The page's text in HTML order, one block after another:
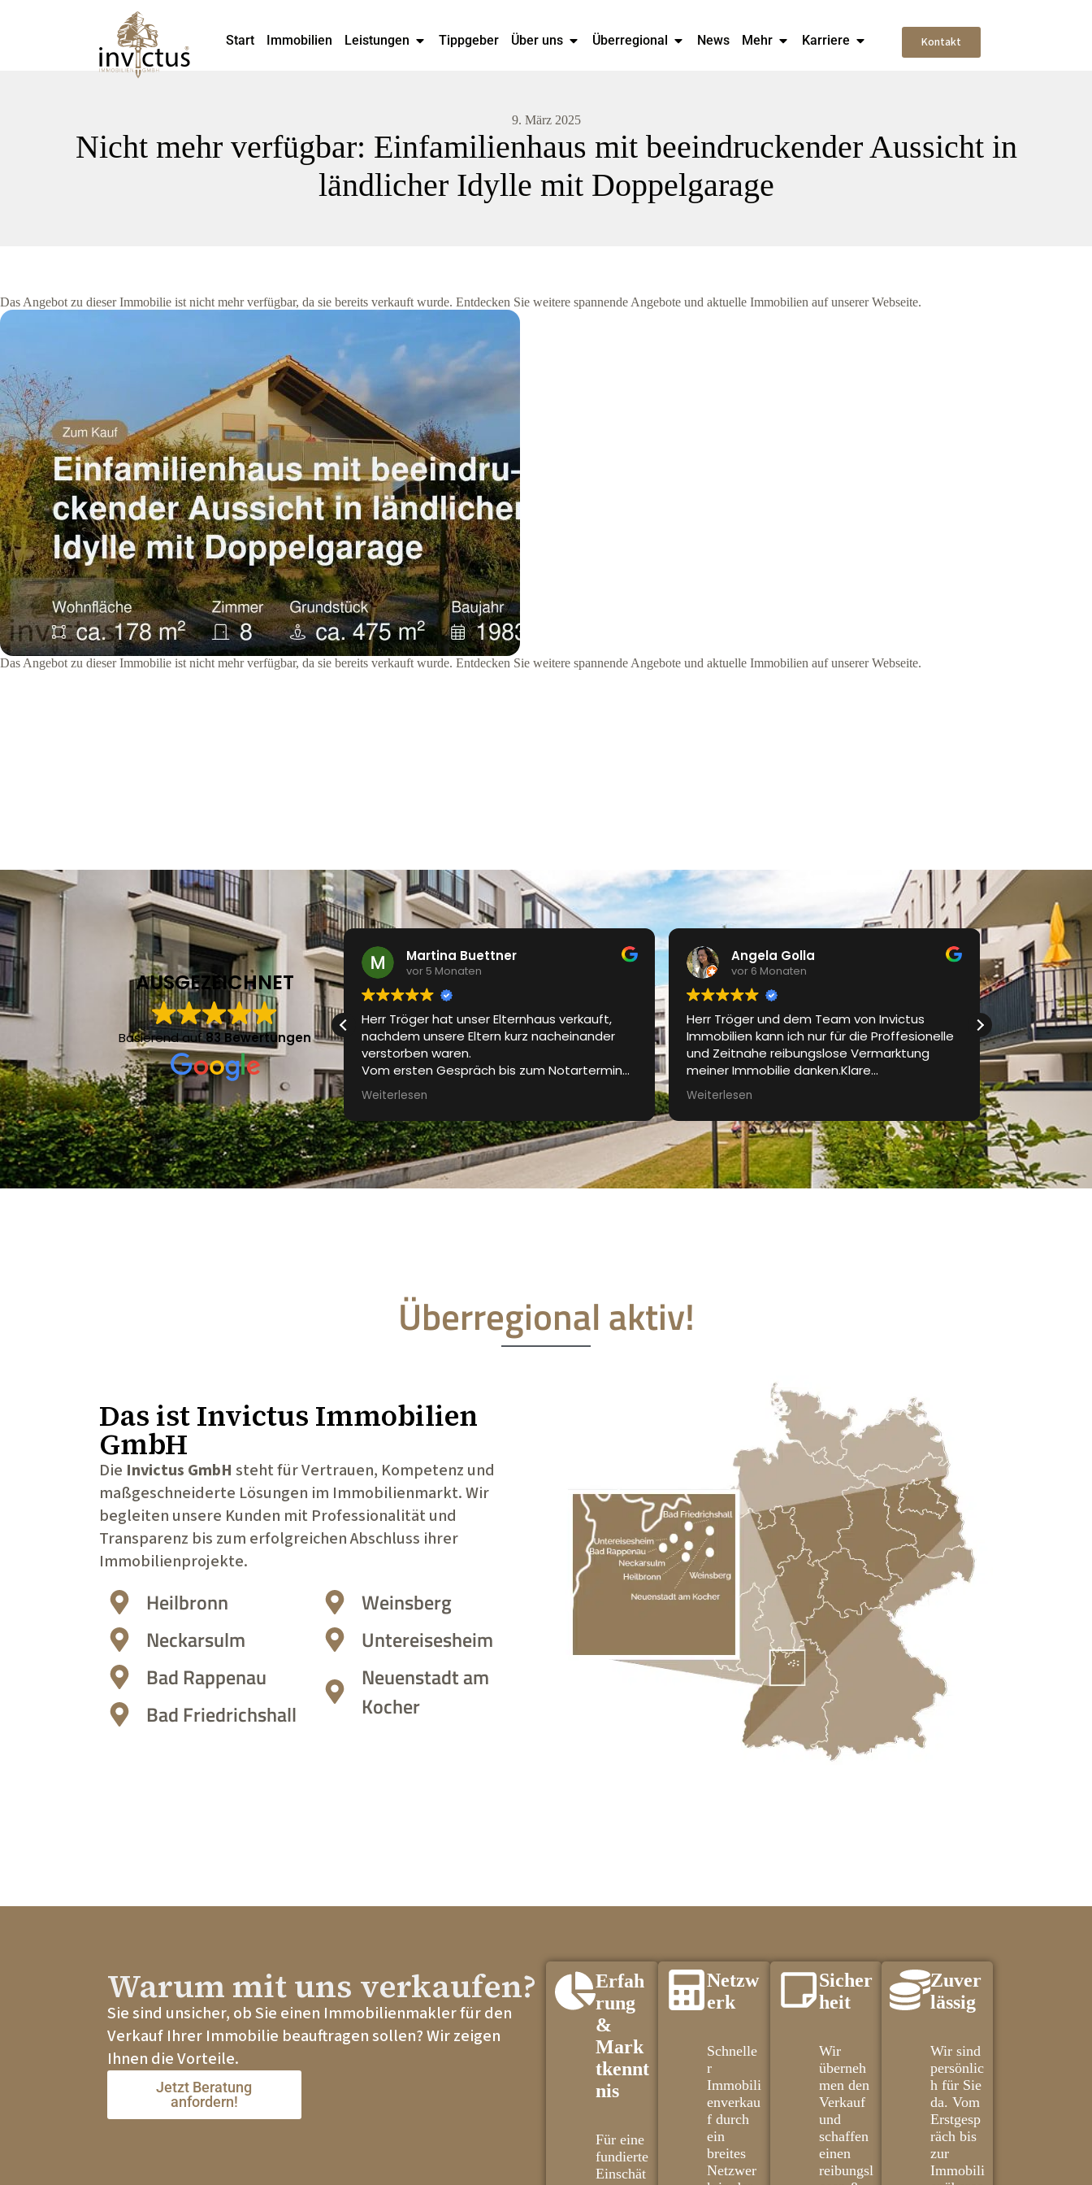
Start Immobilien Leistungen Tippgeber Über uns Überregional News Mehr Karriere Kontakt
9. März 2025
Nicht mehr verfügbar: Einfamilienhaus mit beeindruckender Aussicht in
ländlicher Idylle mit Doppelgarage
Das Angebot zu dieser Immobilie ist nicht mehr verfügbar, da sie bereits verkauft wurde. Entdecken Sie weitere spannende Angebote und aktuelle Immobilien auf unserer Webseite.
Das Angebot zu dieser Immobilie ist nicht mehr verfügbar, da sie bereits verkauft wurde. Entdecken Sie weitere spannende Angebote und aktuelle Immobilien auf unserer Webseite.
AUSGEZEICHNET
Basierend auf83 Bewertungen
Stephan Bast
vor 5 Monaten
Top Service von A-Z! Hält, was er verspricht
und ist auf jeden Fall sehr
weiterzuempfehlen.
Martina Buettner
vor 5 Monaten
Herr Tröger hat unser Elternhaus verkauft,
nachdem unsere Eltern kurz nacheinander
verstorben waren.
Vom ersten Gespräch bis zum Notartermin
waren wir bestens betreut. Das Exposé wurde
professionell gestaltet, die
Besichtigungstermine waren gut organisiert.
Regelmässig wurden wir über den aktuellen
Stand des Verkaufprozesses informiert.
Sehr guter und professioneller Auftritt und für
uns die perfekte Lösung in einer für uns nicht
Weiterlesen
Angela Golla
vor 6 Monaten
Herr Tröger und dem Team von Invictus
Immobilien kann ich nur für die Proffesionelle
und Zeitnahe reibungslose Vermarktung
meiner Immobilie danken.Klare
Kommunikation und Betreuung auf hohem
Niveau hat alle meine Erwartungen
übertroffen.Ich kann ihnen nur nochmal
herzlichst dafür danken.
Weiterlesen
vor 6
Ich habe
war bei
vor Ort hat
Ich kann nur
Weiterlesen
Überregional aktiv!
Das istInvictus Immobilien
GmbH
Die Invictus GmbH steht für Vertrauen, Kompetenz und
maßgeschneiderte Lösungen im Immobilienmarkt. Wir
begleiten unsere Kunden mit Professionalität und
Transparenz bis zum erfolgreichen Abschluss ihrer
Immobilienprojekte.
Heilbronn
Neckarsulm
Bad Rappenau
Bad Friedrichshall
Weinsberg
Untereisesheim
Neuenstadt am
Kocher
Warum mit uns verkaufen?
Sie sind unsicher, ob Sie einen Immobilienmakler für den
Verkauf Ihrer Immobilie beauftragen sollen? Wir zeigen
Ihnen die Vorteile.
Jetzt Beratung
anfordern!
Erfah
rung
&
Mark
tkennt
nis
Für eine
fundierte
Einschät
Netzw
erk
Schnelle
r
Immobili
enverkau
f durch
ein
breites
Netzwer
Sicher
heit
Wir
überneh
men den
Verkauf
und
schaffen
einen
reibungsl
Zuver
lässig
Wir sind
persönlic
h für Sie
da. Vom
Erstgesp
räch bis
zur
Immobili